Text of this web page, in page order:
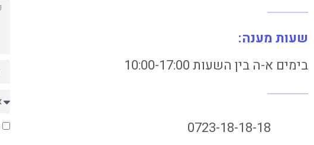
שעות מענה:
בימים א-ה בין השעות 10:00-17:00
0723-18-18-18